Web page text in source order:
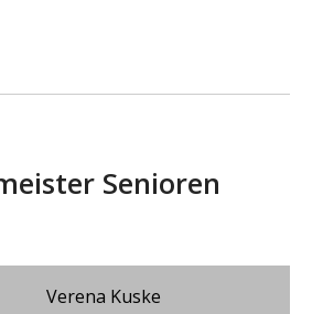
Senioren
Verena Kuske